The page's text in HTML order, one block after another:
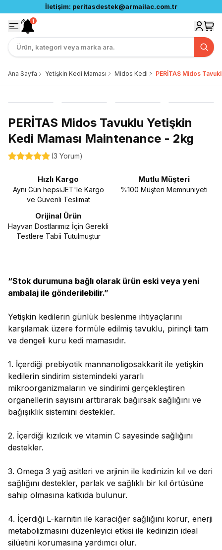
OYAK Platform'a Özel Tüm
1
Ana Sayfa Yetişkin Kedi Maması Midos Kedi PERİTAS Midos
PERİTAS Midos Tavuklu Yetişkin
Kedi Maması Maintenance - 2kg
(3 Yorum)
Hızlı Kargo
Aynı Gün hepsiJET'le Kargo
ve Güvenli Teslimat
Mutlu Müşteri
%100 Müşteri Memnuniyeti
Orijinal Ürün
Hayvan Dostlarımız İçin Gerekli
Testlere Tabii Tutulmuştur
“Stok durumuna bağlı olarak ürün eski veya yeni
ambalaj ile gönderilebilir.”
Yetişkin kedilerin günlük beslenme ihtiyaçlarını
karşılamak üzere formüle edilmiş tavuklu, pirinçli tam
ve dengeli kuru kedi mamasıdır.
1. İçerdiği prebiyotik mannanoligosakkarit ile yetişkin
kedilerin sindirim sistemindeki yararlı
mikroorganizmaların ve sindirimi gerçekleştiren
organellerin sayısını arttırarak bağırsak sağlığını ve
bağışıklık sistemini destekler.
2. İçerdiği kızılcık ve vitamin C sayesinde sağlığını
destekler.
3. Omega 3 yağ asitleri ve arjinin ile kedinizin kıl ve deri
sağlığını destekler, parlak ve sağlıklı bir kıl örtüsüne
sahip olmasına katkıda bulunur.
4. İçerdiği L-karnitin ile karaciğer sağlığını korur, enerji
metabolizmasını düzenleyici etkisi ile kedinizin ideal
silüetini korumasına yardımcı olur.